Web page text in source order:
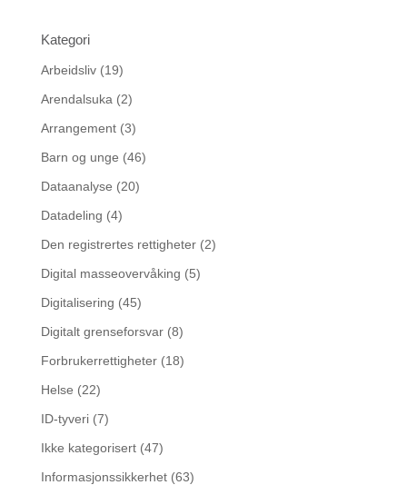
Kategori
Arbeidsliv(19)
Arendalsuka (2)
Arrangement(3)
Barn og unge (46)
Dataanalyse (20)
Datadeling (4)
Den registrertes rettigheter(2)
Digital masseovervåking (5)
Digitalisering (45)
Digitalt grenseforsvar(8)
Forbrukerrettigheter(18)
Helse (22)
ID-tyveri(7)
Ikke kategorisert(47)
Informasjonssikkerhet(63)